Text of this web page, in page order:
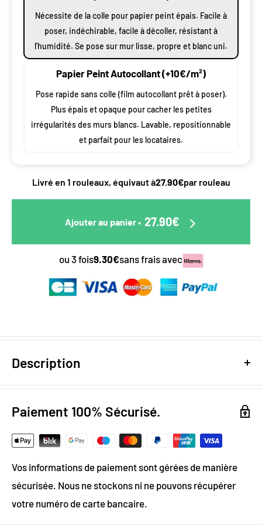
Nécessite de la colle pour papier peint épais. Facile à
poser, indéchirable, facile à décoller, résistant à
l'humidité. Se pose sur mur lisse, propre et blanc uni.
Papier Peint Autocollant (+10€/m²)
Pose rapide sans colle (film autocollant prêt à poser).
Plus épais et opaque pour cacher les petites
irrégularités des murs blancs. Lavable, repositionnable
et parfait pour les locataires.
Livré en 1 rouleaux, équivaut à27.90€par rouleau
Ajouter au panier• 27.90€
ou 3 fois9.30€sans frais avec
Description
Design digital: colorimétrie optimale / effet trompe
l’oeil
Grammage :
Vinyle & Canvas anti-allergène
Matière ignifugée, anti-statique et anti-moisissure
Paiement 100% Sécurisé.
Vos informations de paiement sont gérées de manière
sécurisée. Nous ne stockons ni ne pouvons récupérer
votre numéro de carte bancaire.